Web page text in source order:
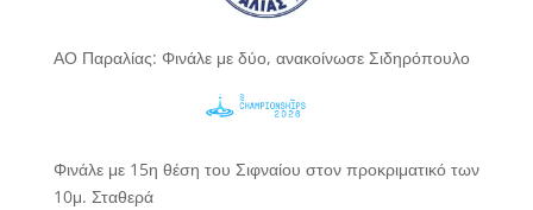
ΑΟ Παραλίας: Φινάλε με δύο, ανακοίνωσε Σιδηρόπουλο
Φινάλε με 15η θέση του Σιφναίου στον προκριματικό των
10μ. Σταθερά